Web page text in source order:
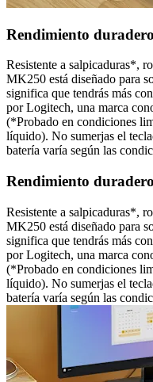
Rendimiento
Resistente a salpicaduras*,
MK250 está diseñado para
significa que tendrás más
por Logitech, una marca
(*Probado en condiciones
líquido). No sumerjas el
batería varía según las
Rendimiento
Resistente a salpicaduras*,
MK250 está diseñado para
significa que tendrás más
por Logitech, una marca
(*Probado en condiciones
líquido). No sumerjas el
batería varía según las